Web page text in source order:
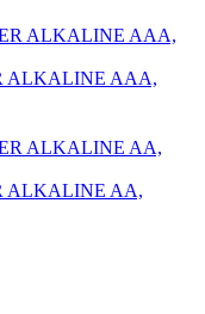
ALKALINE AAA,
ALKALINE AA,